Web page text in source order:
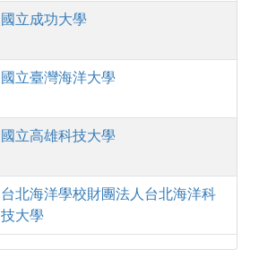
國立成功大學
國立臺灣海洋大學
國立高雄科技大學
台北海洋學校財團法人台北海洋科
技大學